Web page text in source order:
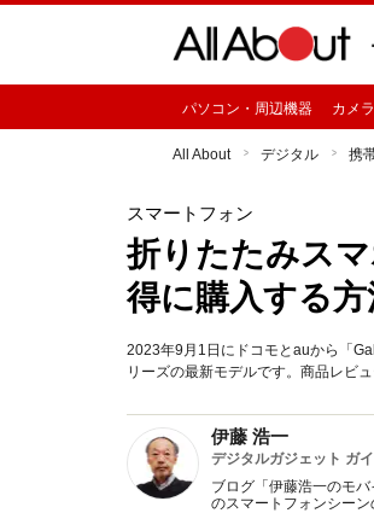
パソコン・周辺機器 カメ
All About デジタル 携
スマートフォン
折りたたみス
得に購入する方
2023年9月1日にドコモとauから「
リーズの最新モデルです。商品レビ
伊藤 浩一
デジタルガジェット ガ
ブログ「伊藤浩一のモ
のスマートフォンシー